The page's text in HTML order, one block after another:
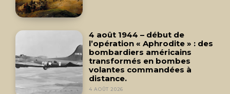
4 août 1944 – début de
l’opération « Aphrodite » : des
bombardiers américains
transformés en bombes
volantes commandées à
distance.
4 AOÛT 2026